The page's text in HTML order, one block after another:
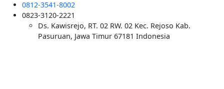
0812-3541-8002
0823-3120-2221
Ds. Kawisrejo, RT. 02 RW. 02 Kec. Rejoso Kab.
Pasuruan, Jawa Timur 67181 Indonesia